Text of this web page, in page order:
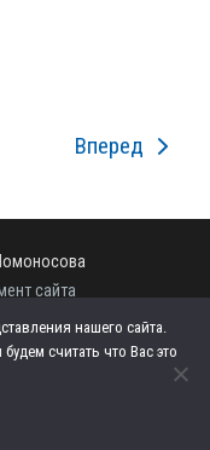
Вперед
сайта
11, стр. 1.
49
нашего сайта.
считать что Вас это